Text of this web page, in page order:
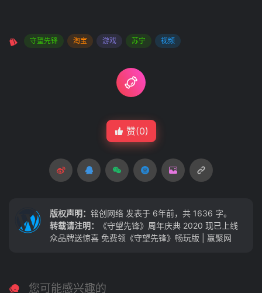
守望先锋 淘宝 游戏 苏宁 视频
赞(0)
版权声明： 铭创网络 发表于 6年前，共 1636 字。
转载请注明：
《守望先锋》周年庆典 2020 现已上线
众品牌送惊喜 免费领《守望先锋》畅玩版 | 赢聚网
您可能感兴趣的